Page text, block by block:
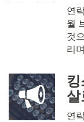
연
월
것
리
살
연